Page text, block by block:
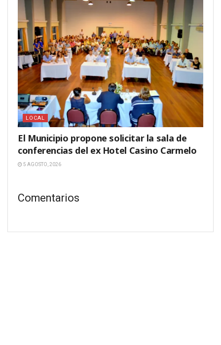
LOCAL
El Municipio propone solicitar la sala de
conferencias del ex Hotel Casino Carmelo
5 AGOSTO, 2026
Comentarios